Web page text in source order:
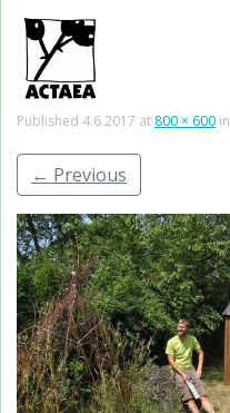
Published 4.6.2017 at 800 × 600 in
← Previous